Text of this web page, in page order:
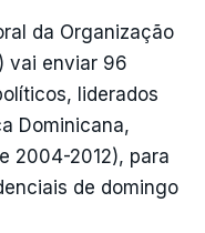
da Organização
vai enviar 96
liderados
Dominicana,
2004-2012), para
de domingo